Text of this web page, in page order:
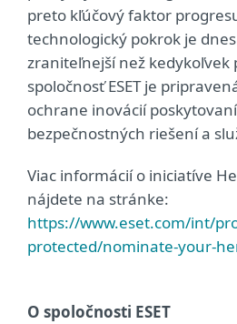
preto kľúčový faktor
technologický pokrok je
zraniteľnejší než kedykoľvek
spoločnosť ESET je
ochrane inovácií
bezpečnostných riešení a
Viac informácií o iniciatíve
nájdete na stránke:
https://www.eset.com/int/
protected/nominate-your-
O spoločnosti ESET